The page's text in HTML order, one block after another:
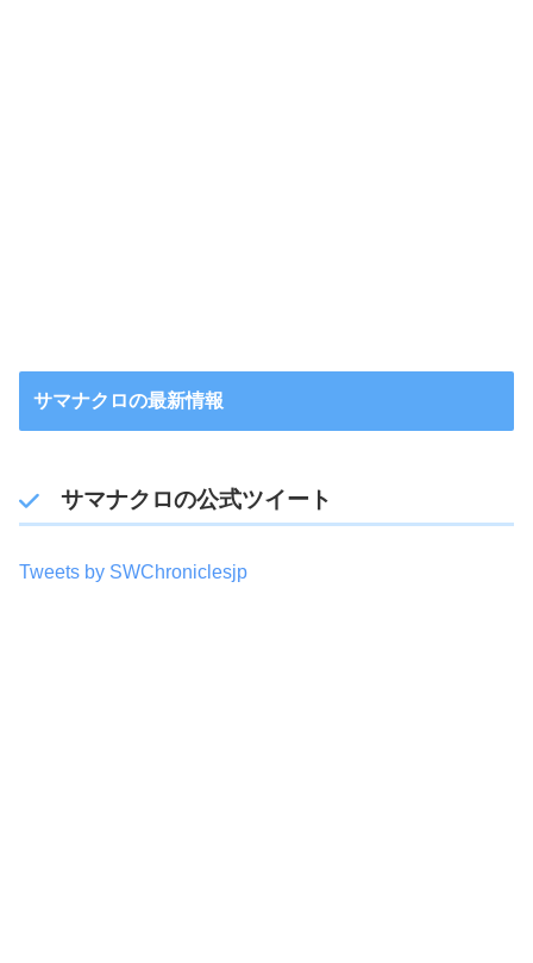
サマナクロの最新情報
サマナクロの公式ツイート
Tweets by SWChroniclesjp